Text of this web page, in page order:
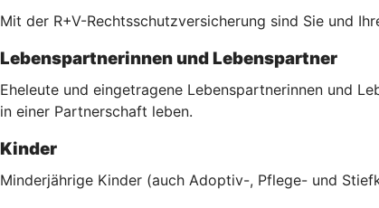
Mit der R+V-Rechtsschutzversicherung sind Sie und
Lebenspartnerinnen und Lebenspartner
Eheleute und eingetragene Lebenspartnerinnen und
in einer Partnerschaft leben.
Kinder
Minderjährige Kinder (auch Adoptiv-, Pflege- und